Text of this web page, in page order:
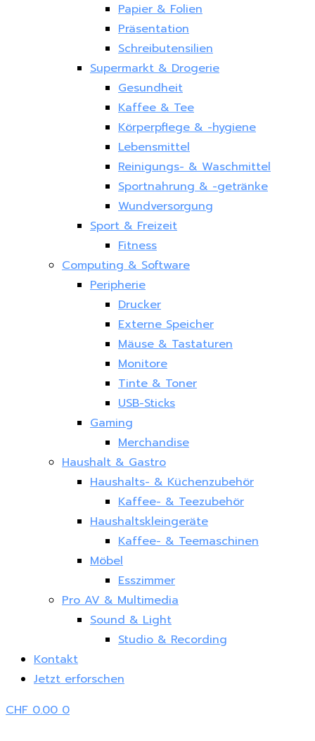
Papier & Folien
Präsentation
Schreibutensilien
Supermarkt & Drogerie
Gesundheit
Kaffee & Tee
Körperpflege & -hygiene
Lebensmittel
Reinigungs- & Waschmittel
Sportnahrung & -getränke
Wundversorgung
Sport & Freizeit
Fitness
Computing & Software
Peripherie
Drucker
Externe Speicher
Mäuse & Tastaturen
Monitore
Tinte & Toner
USB-Sticks
Gaming
Merchandise
Haushalt & Gastro
Haushalts- & Küchenzubehör
Kaffee- & Teezubehör
Haushaltskleingeräte
Kaffee- & Teemaschinen
Möbel
Esszimmer
Pro AV & Multimedia
Sound & Light
Studio & Recording
Kontakt
Jetzt erforschen
CHF0.00 0